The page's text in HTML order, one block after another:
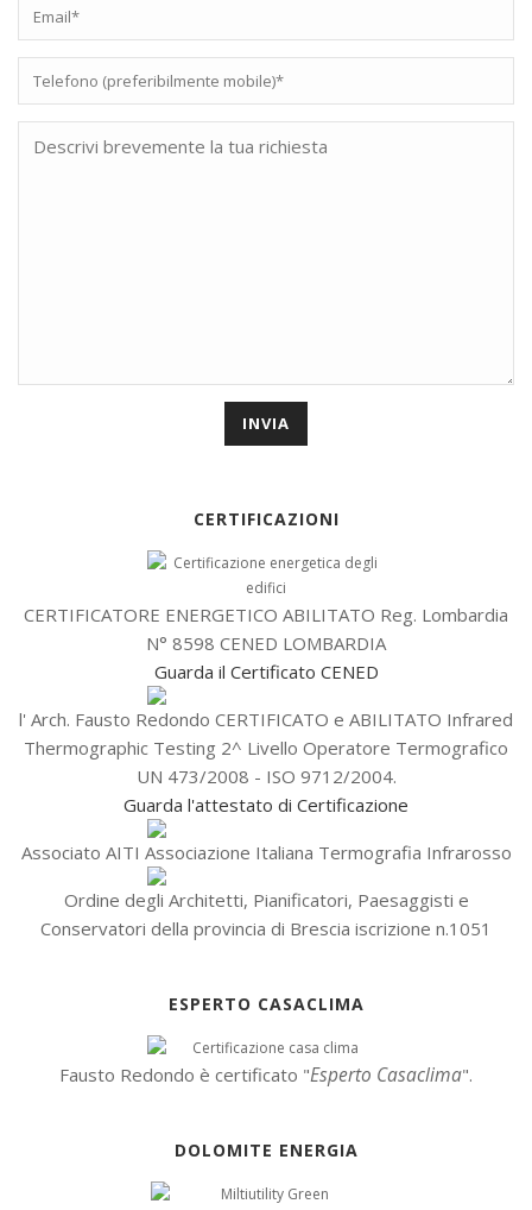
CERTIFICAZIONI
CERTIFICATORE ENERGETICO ABILITATO Reg. Lombardia
N° 8598 CENED LOMBARDIA
Guarda il Certificato CENED
l' Arch. Fausto Redondo CERTIFICATO e ABILITATO Infrared
Thermographic Testing 2^ Livello Operatore Termografico
UN 473/2008 - ISO 9712/2004.
Guarda l'attestato di Certificazione
Associato AITI Associazione Italiana Termografia Infrarosso
Ordine degli Architetti, Pianificatori, Paesaggisti e
Conservatori della provincia di Brescia iscrizione n.1051
ESPERTO CASACLIMA
Fausto Redondo è certificato "Esperto Casaclima".
DOLOMITE ENERGIA